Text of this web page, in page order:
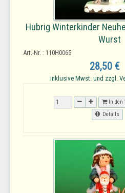
Hubrig Winterkinder
Wurst
Art.-Nr. : 110H0065
28,50 €
inklusive Mwst. und zzgl.
In den
Details